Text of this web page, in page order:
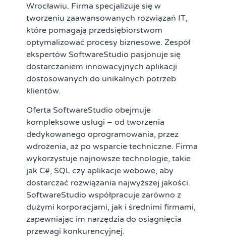
Wrocławiu. Firma specjalizuje się w
tworzeniu zaawansowanych rozwiązań IT,
które pomagają przedsiębiorstwom
optymalizować procesy biznesowe. Zespół
ekspertów SoftwareStudio pasjonuje się
dostarczaniem innowacyjnych aplikacji
dostosowanych do unikalnych potrzeb
klientów.
Oferta SoftwareStudio obejmuje
kompleksowe usługi – od tworzenia
dedykowanego oprogramowania, przez
wdrożenia, aż po wsparcie techniczne. Firma
wykorzystuje najnowsze technologie, takie
jak C#, SQL czy aplikacje webowe, aby
dostarczać rozwiązania najwyższej jakości.
SoftwareStudio współpracuje zarówno z
dużymi korporacjami, jak i średnimi firmami,
zapewniając im narzędzia do osiągnięcia
przewagi konkurencyjnej.